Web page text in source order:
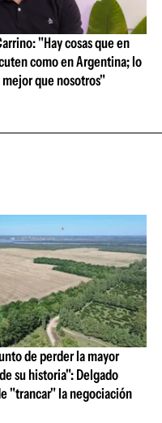
"Hay cosas que en
como en Argentina; lo
que nosotros"
de perder la mayor
su historia": Delgado
"trancar" la negociación